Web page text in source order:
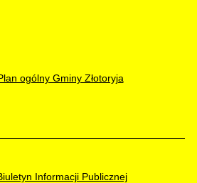
ogólny Gminy Złotoryja
Informacji Publicznej